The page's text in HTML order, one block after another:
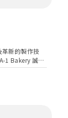
新的製作技
1 Bakery 誠意
見證下，許下